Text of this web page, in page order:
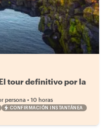
tour definitivo por la
persona • 10 horas
CONFIRMACIÓN INSTANTÁNEA